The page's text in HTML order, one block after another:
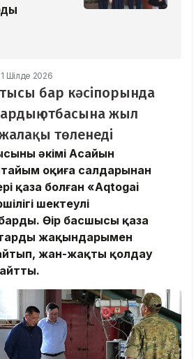
Шілде 2026
бар кәсіпорында
отбасына жыл
төленеді
әкімі Асайын
оқиға салдарынан
қаза болған «Aqtogai
шектеулі
барды. Өңір басшысы қаза
жақындарымен
айтып, жан-жақты қолдау
айтты.